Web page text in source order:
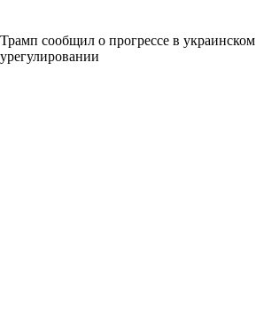
Трамп сообщил о прогрессе в украинском
урегулировании